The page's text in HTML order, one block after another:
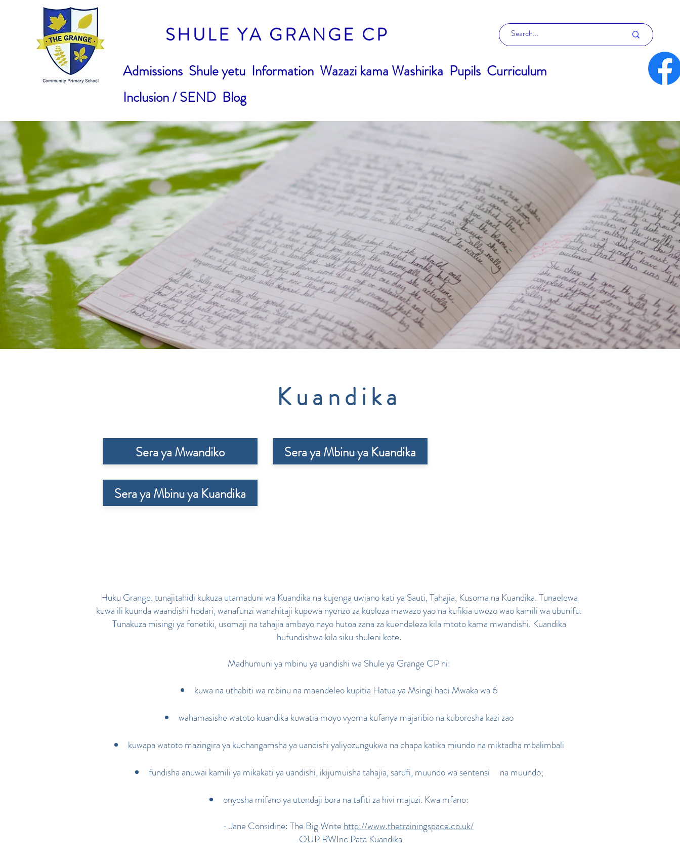
SHULE YA GRANGE CP
Admissions Shule yetu Information Wazazi kama Washirika Pupils Curriculum
Inclusion / SEND Blog
Kuandika
Sera ya Mwandiko Sera ya Mbinu ya Kuandika
Sera ya Mbinu ya Kuandika
Huku Grange, tunajitahidi kukuza utamaduni wa Kuandika na kujenga uwiano kati ya Sauti, Tahajia, Kusoma na Kuandika. Tunaelewa
kuwa ili kuunda waandishi hodari, wanafunzi wanahitaji kupewa nyenzo za kueleza mawazo yao na kufikia uwezo wao kamili wa ubunifu.
Tunakuza misingi ya fonetiki, usomaji na tahajia ambayo nayo hutoa zana za kuendeleza kila mtoto kama mwandishi. Kuandika
hufundishwa kila siku shuleni kote.
Madhumuni ya mbinu ya uandishi wa Shule ya Grange CP ni:
kuwa na uthabiti wa mbinu na maendeleo kupitia Hatua ya Msingi hadi Mwaka wa 6
wahamasishe watoto kuandika kuwatia moyo vyema kufanya majaribio na kuboresha kazi zao
kuwapa watoto mazingira ya kuchangamsha ya uandishi yaliyozungukwa na chapa katika miundo na miktadha mbalimbali
fundisha anuwai kamili ya mikakati ya uandishi, ikijumuisha tahajia, sarufi, muundo wa sentensi
na muundo;
onyesha mifano ya utendaji bora na tafiti za hivi majuzi. Kwa mfano:
- Jane Considine: The Big Write http://www.thetrainingspace.co.uk/
-OUP RWInc Pata Kuandika